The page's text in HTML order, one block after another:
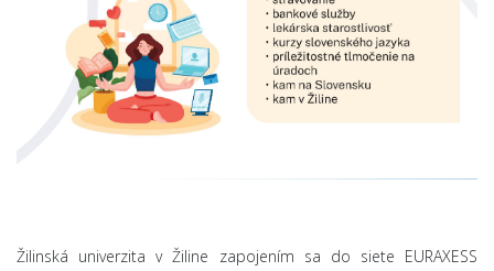
Žilinská univerzita v Žiline zapojením sa do siete EURAXESS